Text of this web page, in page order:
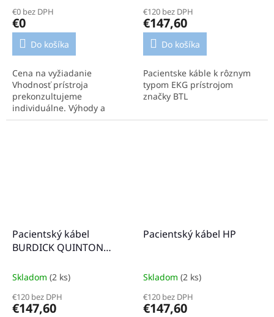
€0 bez DPH
€0
Do košíka
Cena na vyžiadanie
Vhodnosť prístroja
prekonzultujeme
individuálne. Výhody a
parametre Maximálny
€120 bez DPH
€147,60
Do košíka
Pacientske káble k rôznym
typom EKG prístrojom
značky BTL
Pacientský kábel
BURDICK QUINTON
Skladom (2 ks)
€120 bez DPH
€147,60
Pacientský kábel HP
Skladom (2 ks)
€120 bez DPH
€147,60